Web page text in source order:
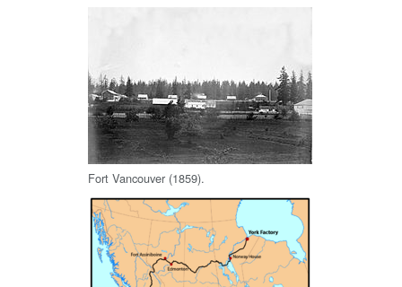
Fort Vancouver (1859).